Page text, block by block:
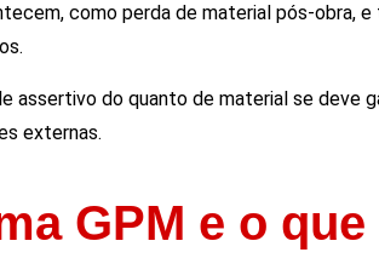
como perda de material pós-obra,
assertivo do quanto de material se deve
externas.
GPM e o que